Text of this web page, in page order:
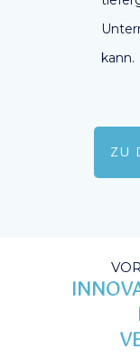
kann.
ZU